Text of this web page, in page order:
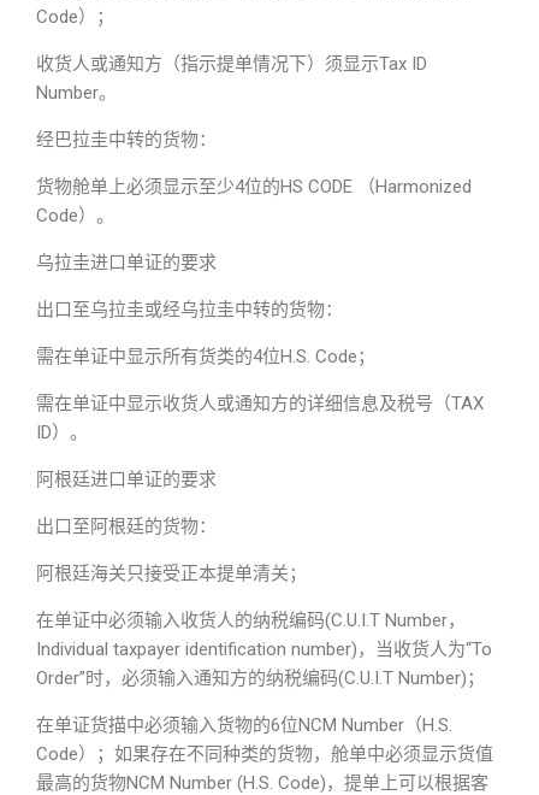
Code）；
收货人或通知方（指示提单情况下）须显示Tax ID
Number。
经巴拉圭中转的货物：
货物舱单上必须显示至少4位的HS CODE （Harmonized
Code）。
乌拉圭进口单证的要求
出口至乌拉圭或经乌拉圭中转的货物：
需在单证中显示所有货类的4位H.S. Code；
需在单证中显示收货人或通知方的详细信息及税号（TAX
ID）。
阿根廷进口单证的要求
出口至阿根廷的货物：
阿根廷海关只接受正本提单清关；
在单证中必须输入收货人的纳税编码(C.U.I.T Number，
Individual taxpayer identification number)，当收货人为“To
Order”时，必须输入通知方的纳税编码(C.U.I.T Number)；
在单证货描中必须输入货物的6位NCM Number（H.S.
Code）；如果存在不同种类的货物，舱单中必须显示货值
最高的货物NCM Number (H.S. Code)，提单上可以根据客